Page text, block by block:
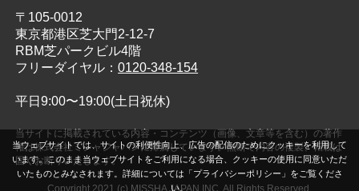
当ウェブサイトでは、サイトの利便性向上、広告の配信のためにクッキーを利用して
います。このまま当ウェブサイトをご利用になる場合、クッキーの使用に同意いただ
いたものとみなされます。詳細については「プライバシーポリシー」をご覧くださ
い。
〒105-0012
東京都港区芝大門2-12-7
RBM芝パークビル4階
フリーダイヤル：0120-348-154
平日9:00〜19:00(土日祝休)
当サイトに掲載されている内容・コンテンツ（画像、文章等を含む）の著作
権は株式会社ミシャジャパンに帰属しています。無断で内容の複製、転載は
固くお断りいたします。
Copyright 2021 (c) MISSHA JAPAN INC. All Rights Reserved.